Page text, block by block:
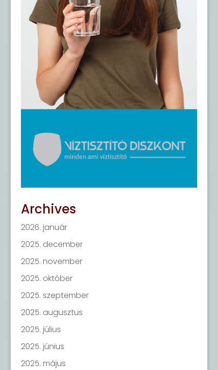
Archives
2026. január
2025. december
2025. november
2025. október
2025. szeptember
2025. augusztus
2025. július
2025. június
2025. május